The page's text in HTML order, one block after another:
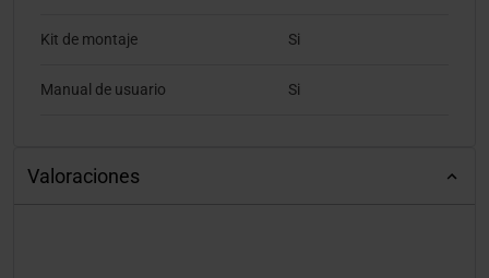
Kit de montaje Si
Manual de usuario Si
Valoraciones